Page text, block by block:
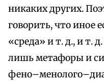
никаких других.
говорить, что иное
«среда» и т. д., и т.
лишь метафоры и